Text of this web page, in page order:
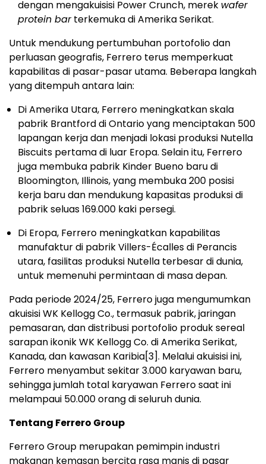
dengan mengakuisisi Power Crunch, merek wafer
protein barterkemuka di Amerika Serikat.
Untuk mendukung pertumbuhan portofolio dan
perluasan geografis, Ferrero terus memperkuat
kapabilitas di pasar-pasar utama. Beberapa langkah
yang ditempuh antara lain:
Di Amerika Utara, Ferrero meningkatkan skala
pabrik Brantford di Ontario yang menciptakan 500
lapangan kerja dan menjadi lokasi produksi Nutella
Biscuits pertama di luar Eropa. Selain itu, Ferrero
juga membuka pabrik Kinder Bueno baru di
Bloomington, Illinois, yang membuka 200 posisi
kerja baru dan mendukung kapasitas produksi di
pabrik seluas 169.000 kaki persegi.
Di Eropa, Ferrero meningkatkan kapabilitas
manufaktur di pabrik Villers-Écalles di Perancis
utara, fasilitas produksi Nutella terbesar di dunia,
untuk memenuhi permintaan di masa depan.
Pada periode 2024/25, Ferrero juga mengumumkan
akuisisi WK Kellogg Co., termasuk pabrik, jaringan
pemasaran, dan distribusi portofolio produk sereal
sarapan ikonik WK Kellogg Co. di Amerika Serikat,
Kanada, dan kawasan Karibia[3]. Melalui akuisisi ini,
Ferrero menyambut sekitar 3.000 karyawan baru,
sehingga jumlah total karyawan Ferrero saat ini
melampaui 50.000 orang di seluruh dunia.
Tentang Ferrero Group
Ferrero Group merupakan pemimpin industri
makanan kemasan bercita rasa manis di pasar